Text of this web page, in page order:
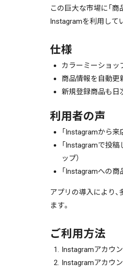
この巨大な市場に「
Instagramを利用して
仕様
カラーミーショッ
商品情報を自動更
新規登録商品も日
利用者の声
「Instagramから来
「Instagramで投
ップ）
「Instagramへの
アプリの導入により
ます。
ご利用方法
Instagramアカウ
Instagramアカウ